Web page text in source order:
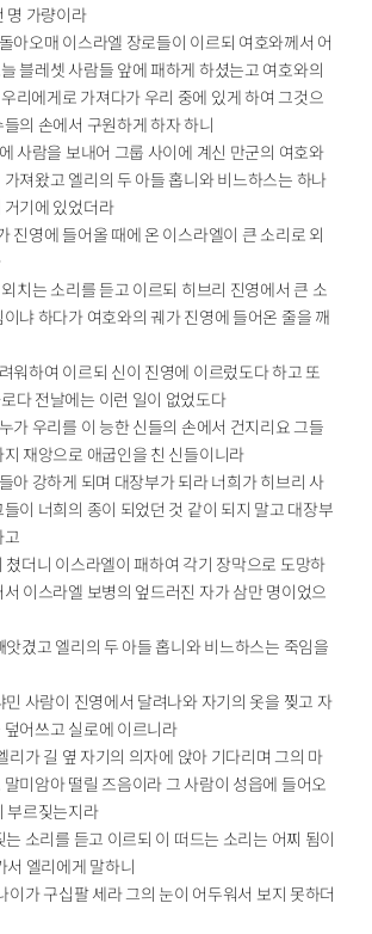
명 가량이라
아오매 이스라엘 장로들이 이르되 여호와께서 어
블레셋 사람들 앞에 패하게 하셨는고 여호와의
리에게로 가져다가 우리 중에 있게 하여 그것으
의 손에서 구원하게 하자 하니
사람을 보내어 그룹 사이에 계신 만군의 여호와
져왔고 엘리의 두 아들 홉니와 비느하스는 하나
기에 있었더라
진영에 들어올 때에 온 이스라엘이 큰 소리로 외
치는 소리를 듣고 이르되 히브리 진영에서 큰 소
냐 하다가 여호와의 궤가 진영에 들어온 줄을 깨
워하여 이르되 신이 진영에 이르렀도다 하고 또
다 전날에는 이런 일이 없었도다
가 우리를 이 능한 신들의 손에서 건지리요 그들
재앙으로 애굽인을 친 신들이니라
아 강하게 되며 대장부가 되라 너희가 히브리 사
이 너희의 종이 되었던 것 같이 되지 말고 대장부
고
쳤더니 이스라엘이 패하여 각기 장막으로 도망하
이스라엘 보병의 엎드러진 자가 삼만 명이었으
앗겼고 엘리의 두 아들 홉니와 비느하스는 죽임을
민 사람이 진영에서 달려나와 자기의 옷을 찢고 자
어쓰고 실로에 이르니라
리가 길 옆 자기의 의자에 앉아 기다리며 그의 마
미암아 떨릴 즈음이라 그 사람이 성읍에 들어오
부르짖는지라
는 소리를 듣고 이르되 이 떠드는 소리는 어찌 됨이
서 엘리에게 말하니
이가 구십팔 세라 그의 눈이 어두워서 보지 못하더